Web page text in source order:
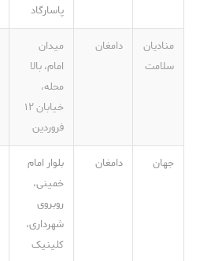
پاسارگاد
منادیان
سلامت
دامغان
میدان
امام، بالا
محله،
خیابان ۱۲
فروردین
جهان دامغان
بلوار امام
خمینی،
روبروی
شهرداری،
کلینیک